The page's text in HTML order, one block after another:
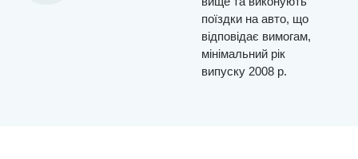
поїздки на авто, що
відповідає вимогам,
мінімальний рік
випуску 2008 р.